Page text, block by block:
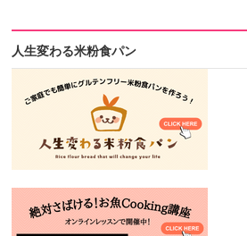
人生変わる米粉食パン